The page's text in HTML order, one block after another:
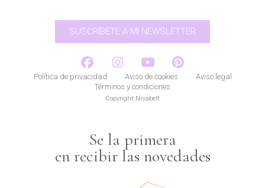
SUSCRÍBETE A MI NEWSLETTER
Política de privacidad Aviso de cookies
Aviso legal
Términos y condiciones
Copyright Nisabelt
Se la primera
en recibir las novedades